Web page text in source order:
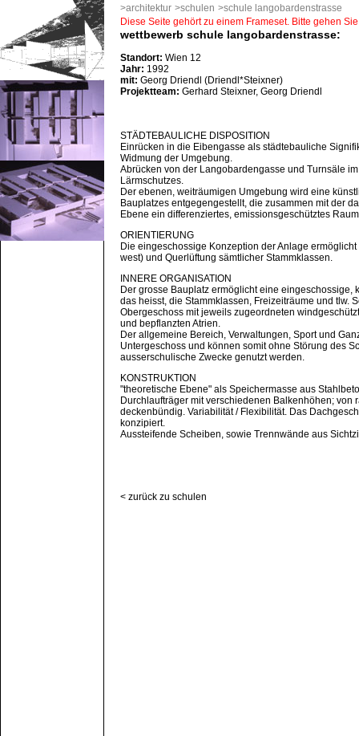
>architektur >schulen >schule langobardenstrasse
wettbewerb schule langobardenstrasse:
Standort: Wien 12
Jahr: 1992
mit: Georg Driendl (Driendl*Steixner)
Projektteam: Gerhard Steixner, Georg Driendl
STÄDTEBAULICHE DISPOSITION
Einrücken in die Eibengasse als städtebauliche
Widmung der Umgebung.
Abrücken von der Langobardengasse und Turnsäle
Lärmschutzes.
Der ebenen, weiträumigen Umgebung wird eine
Bauplatzes entgegengestellt, die zusammen mit der
Ebene ein differenziertes, emissionsgeschütztes
ORIENTIERUNG
Die eingeschossige Konzeption der Anlage
west) und Querlüftung sämtlicher Stammklassen.
INNERE ORGANISATION
Der grosse Bauplatz ermöglicht eine eingeschossige,
das heisst, die Stammklassen, Freizeiträume und tlw.
Obergeschoss mit jeweils zugeordneten
und bepflanzten Atrien.
Der allgemeine Bereich, Verwaltungen, Sport und
Untergeschoss und können somit ohne Störung des
ausserschulische Zwecke genutzt werden.
KONSTRUKTION
"theoretische Ebene" als Speichermasse aus
Durchlaufträger mit verschiedenen Balkenhöhen; von
deckenbündig. Variabilität / Flexibilität. Das
konzipiert.
Aussteifende Scheiben, sowie Trennwände aus
< zurück zu schulen
Diese Seite gehört zu einem Frameset. Bitte gehen